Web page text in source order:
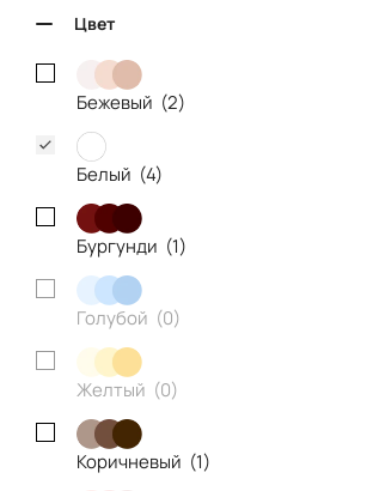
Цвет
Бежевый (2)
Белый (4)
Бургунди (1)
Голубой (0)
Желтый (0)
Коричневый (1)